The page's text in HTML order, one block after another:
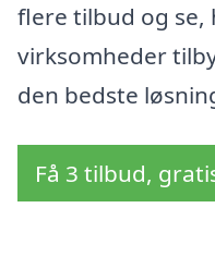
flere tilbud og se,
virksomheder
den bedste
Få 3 tilbud,